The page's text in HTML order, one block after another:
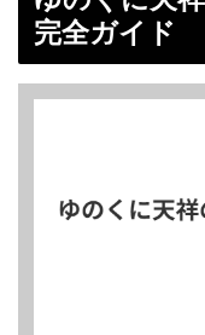
完全ガイド